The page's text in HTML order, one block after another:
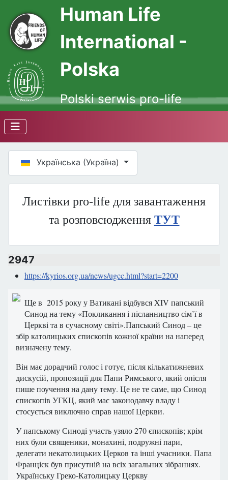
Human Life
International -
Polska
Polski serwis pro-life
Оберіть свою мову
Українська (Україна)
Листівки pro-life для завантаження
та розповсюдження ТУТ
2947
https://kyrios.org.ua/news/ugcc.html?start=2200
Ще в 2015 року у Ватикані відбувся XIV папський
Синод на тему «Покликання і післанництво сім’ї в
Церкві та в сучасному світі».Папський Синод – це
збір католицьких єпископів кожної країни на наперед
визначену тему.
Він має дорадчий голос і готує, після кількатижневих
дискусій, пропозиції для Папи Римського, який опісля
пише поучення на дану тему. Це не те саме, що Синод
єпископів УГКЦ, який має законодавчу владу і
стосується виключно справ нашої Церкви.
У папському Синоді участь узяло 270 єпископів; крім
них були священики, монахині, подружні пари,
делегати некатолицьких Церков та інші учасники. Папа
Франціск був присутній на всіх загальних зібраннях.
Українську Греко-Католицьку Церкву